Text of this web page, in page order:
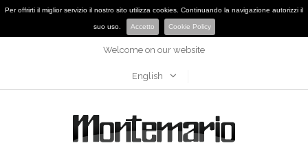
Per offrirti il miglior servizio il nostro sito utilizza cookies. Continuando la navigazione autorizzi il
suo uso. Accetto Cookie Policy
Welcome on our website
English